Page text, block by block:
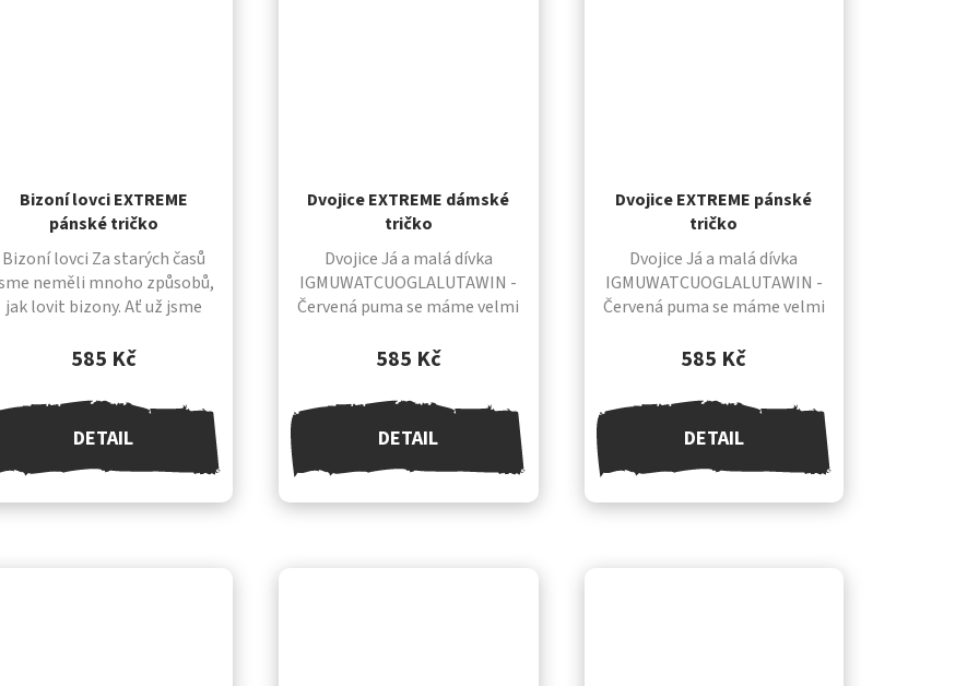
Bizoní lovci EXTREME
pánské tričko
585 Kč
DETAIL
Bizoní lovci Za starých časů
neměli mnoho způsobů,
jak lovit bizony. Ať už jsme
nebo je lovili z koňského
Dvojice EXTREME dámské
tričko
585 Kč
DETAIL
Dvojice Já a malá dívka
IGMUWATCUOGLALUTAWIN -
Červená puma se máme velmi
úctě. Často se touláme prérií,
cítíme...
Dvojice EXTREME pánské
tričko
585 Kč
DETAIL
Dvojice Já a malá dívka
IGMUWATCUOGLALUTAWIN -
Červená puma se máme velmi
úctě. Často se touláme prérií,
cítíme...